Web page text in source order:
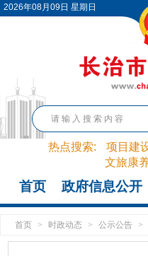
2026年08月09日 星期日
热点搜索: 项目建
文旅康
首页 政府信息公开
首页 > 时政动态 > 公示公告 >